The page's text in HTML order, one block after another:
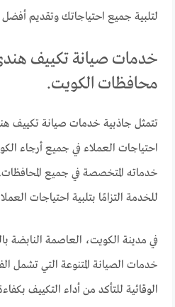
لتلبية جميع احتياجاتك وتقديم
خدمات صيانة تكييف
محافظات الكويت.
تتمثل جاذبية خدمات صيانة تكييف
احتياجات العملاء في جميع أرجاء
خدماته المتخصصة في جميع
للخدمة التزامًا بتلبية احتياجات
في مدينة الكويت، العاصمة النابضة
خدمات الصيانة المتنوعة التي تشمل
الوقائية للتأكد من أداء التكييف